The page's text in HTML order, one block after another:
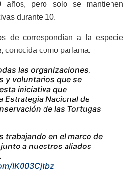
pero solo se mantienen
durante 10.
de correspondían a la especie
, conocida como parlama.
las organizaciones,
y voluntarios que se
iniciativa que
Estrategia Nacional de
de las Tortugas
trabajando en el marco de
a nuestros aliados
IK003Cjtbz